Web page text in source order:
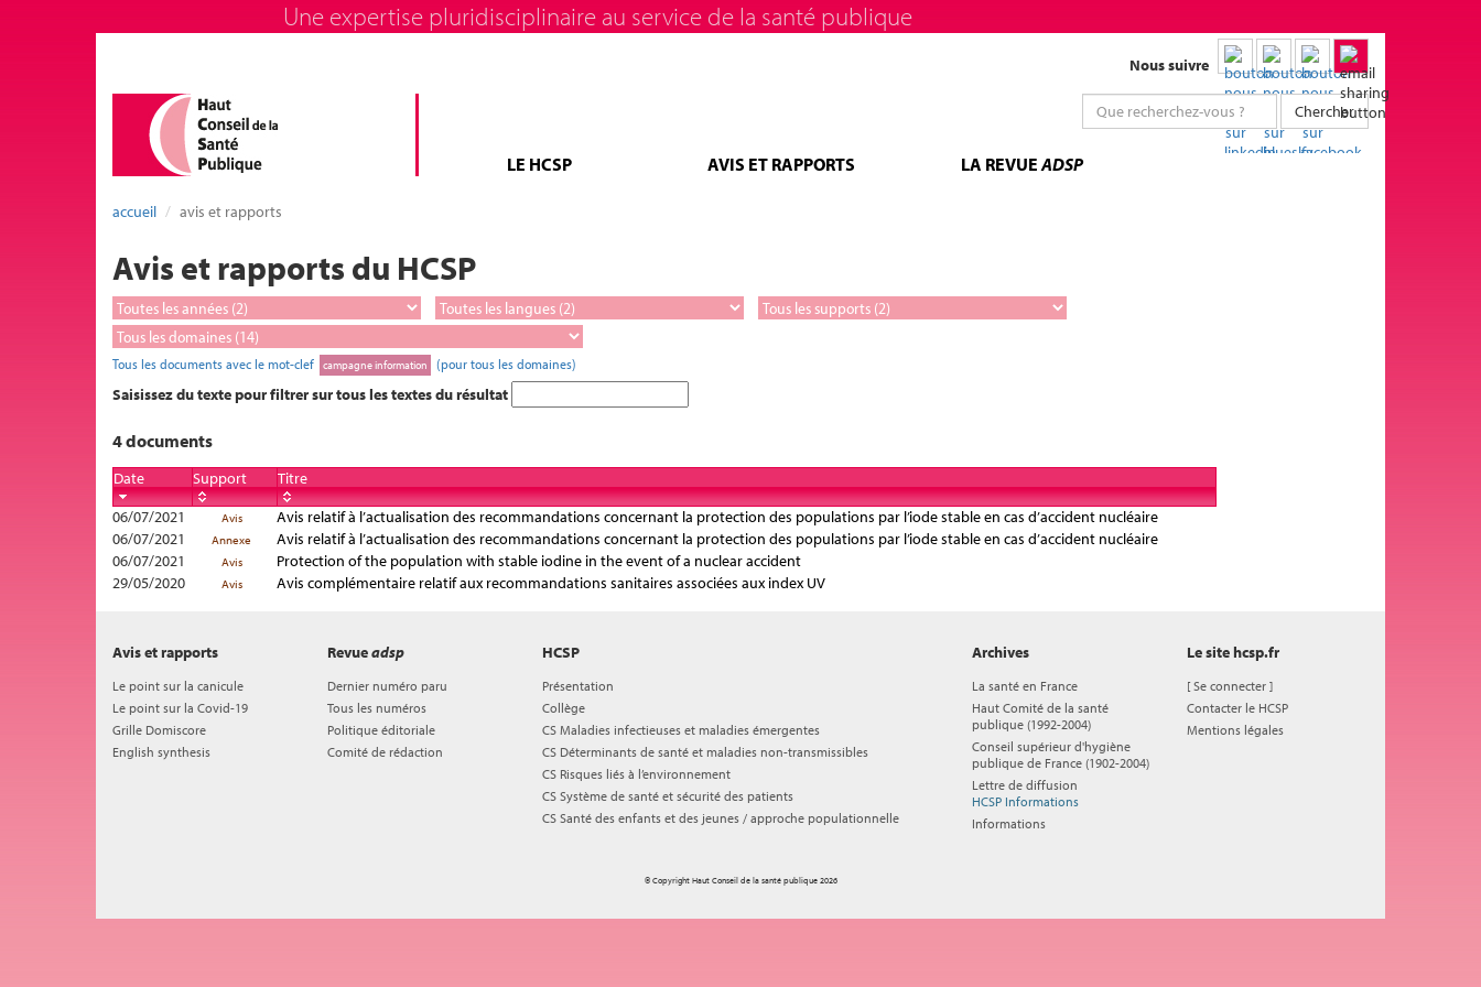
Une expertise pluridisciplinaire au service de la santé publique
Nous suivre
Chercher
LE HCSP AVIS ET RAPPORTS LA REVUEADSP
accueil avis et rapports
Avis et rapports du HCSP
Tous les documents avec le mot-clef campagne information (pour tous les domaines)
Saisissez du texte pour filtrer sur tous les textes du résultat
4 documents
Date Support
Titre
06/07/2021
Avis
Avis relatif à l’actualisation des recommandations concernant la protection des populations par l’iode stable en cas d’accident nucléaire
06/07/2021
Annexe
Avis relatif à l’actualisation des recommandations concernant la protection des populations par l’iode stable en cas d’accident nucléaire
06/07/2021
Avis
Protection of the population with stable iodine in the event of a nuclear accident
29/05/2020
Avis Avis complémentaire relatif aux recommandations sanitaires associées aux index UV
HCSP
Présentation
Collège
CS Maladies infectieuses et maladies émergentes
CS Déterminants de santé et maladies non-transmissibles
CS Risques liés à l’environnement
CS Système de santé et sécurité des patients
CS Santé des enfants et des jeunes / approche populationnelle
Avis et rapports
Le point sur la canicule
Le point sur la Covid-19
Grille Domiscore
English synthesis
Revueadsp
Dernier numéro paru
Tous les numéros
Politique éditoriale
Comité de rédaction
Archives
La santé en France
Haut Comité de la santé
publique (1992-2004)
Conseil supérieur d'hygiène
publique de France (1902-2004)
Lettre de diffusion
HCSP Informations
Informations
Le site hcsp.fr
[Se connecter ]
Contacter le HCSP
Mentions légales
© Copyright Haut Conseil de la santé publique 2026